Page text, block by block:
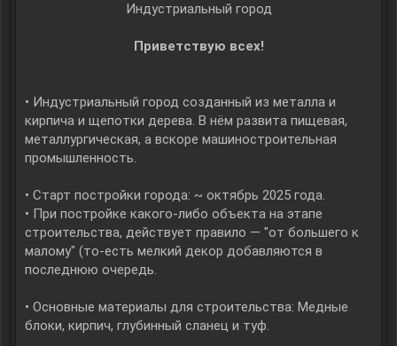
Индустриальный город
Приветствую всех!
• Индустриальный город созданный из металла и
кирпича и щепотки дерева. В нём развита пищевая,
металлургическая, а вскоре машиностроительная
промышленность.
• Старт постройки города: ~ октябрь 2025 года.
• При постройке какого-либо объекта на этапе
строительства, действует правило — "от большего к
малому" (то-есть мелкий декор добавляются в
последнюю очередь.
• Основные материалы для строительства: Медные
блоки, кирпич, глубинный сланец и туф.